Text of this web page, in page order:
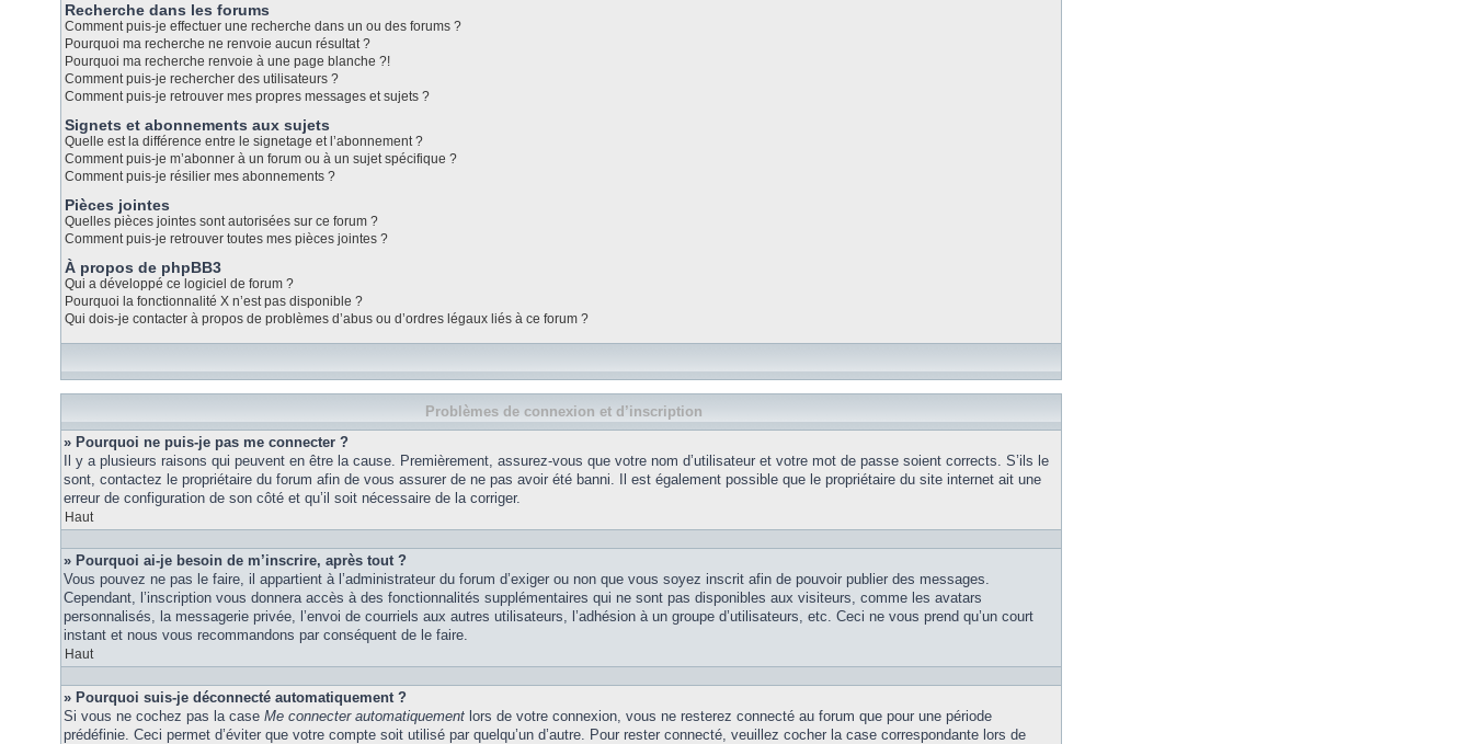
Recherche dans les forums
Comment puis-je effectuer une recherche dans un ou des forums ?
Pourquoi ma recherche ne renvoie aucun résultat ?
Pourquoi ma recherche renvoie à une page blanche ?!
Comment puis-je rechercher des utilisateurs ?
Comment puis-je retrouver mes propres messages et sujets ?
Signets et abonnements aux sujets
Quelle est la différence entre le signetage et l’abonnement ?
Comment puis-je m’abonner à un forum ou à un sujet spécifique ?
Comment puis-je résilier mes abonnements ?
Pièces jointes
Quelles pièces jointes sont autorisées sur ce forum ?
Comment puis-je retrouver toutes mes pièces jointes ?
À propos de phpBB3
Qui a développé ce logiciel de forum ?
Pourquoi la fonctionnalité X n’est pas disponible ?
Qui dois-je contacter à propos de problèmes d’abus ou d’ordres légaux liés à ce forum ?
Problèmes de connexion et d’inscription
» Pourquoi ne puis-je pas me connecter ?
Il y a plusieurs raisons qui peuvent en être la cause. Premièrement, assurez-vous que votre nom d’utilisateur et votre mot de passe soient corrects. S’ils le
sont, contactez le propriétaire du forum afin de vous assurer de ne pas avoir été banni. Il est également possible que le propriétaire du site internet ait une
erreur de configuration de son côté et qu’il soit nécessaire de la corriger.
Haut
» Pourquoi ai-je besoin de m’inscrire, après tout ?
Vous pouvez ne pas le faire, il appartient à l’administrateur du forum d’exiger ou non que vous soyez inscrit afin de pouvoir publier des messages.
Cependant, l’inscription vous donnera accès à des fonctionnalités supplémentaires qui ne sont pas disponibles aux visiteurs, comme les avatars
personnalisés, la messagerie privée, l’envoi de courriels aux autres utilisateurs, l’adhésion à un groupe d’utilisateurs, etc. Ceci ne vous prend qu’un court
instant et nous vous recommandons par conséquent de le faire.
Haut
» Pourquoi suis-je déconnecté automatiquement ?
Si vous ne cochez pas la case Me connecter automatiquement lors de votre connexion, vous ne resterez connecté au forum que pour une période
prédéfinie. Ceci permet d’éviter que votre compte soit utilisé par quelqu’un d’autre. Pour rester connecté, veuillez cocher la case correspondante lors de